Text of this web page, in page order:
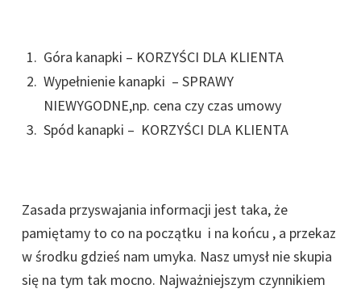
Góra kanapki – KORZYŚCI DLA KLIENTA
Wypełnienie kanapki – SPRAWY
NIEWYGODNE,np. cena czy czas umowy
Spód kanapki – KORZYŚCI DLA KLIENTA
Zasada przyswajania informacji jest taka, że
pamiętamy to co na początku i na końcu , a przekaz
w środku gdzieś nam umyka. Nasz umysł nie skupia
się na tym tak mocno. Najważniejszym czynnikiem